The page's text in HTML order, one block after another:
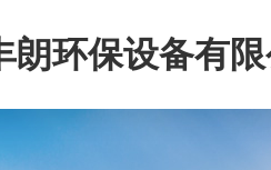
朗环保设备有